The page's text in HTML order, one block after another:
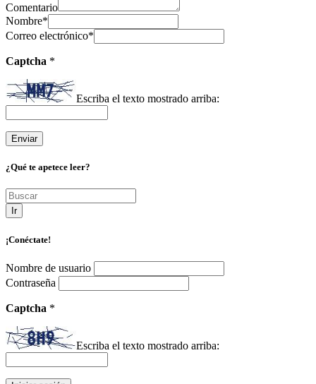
Comentario
Nombre*
Correo electrónico*
Captcha *
Escriba el texto mostrado arriba:
¿Qué te apetece leer?
Ir
¡Conéctate!
Nombre de usuario
Contraseña
Captcha *
Escriba el texto mostrado arriba: